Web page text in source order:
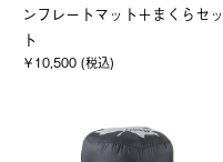
ンフレートマット＋まくらセッ
ト
￥10,500 (税込)